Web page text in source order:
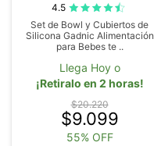
4.5
Set de Bowl y Cubiertos de
Silicona Gadnic Alimentación
para Bebes te ..
Llega Hoy o
¡Retiralo en 2 horas!
$20.220
$9.099
55% OFF